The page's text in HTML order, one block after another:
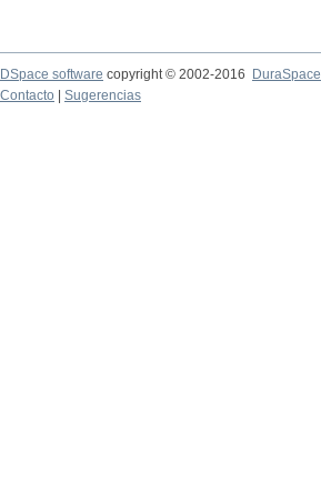
DSpace software copyright © 2002-2016
DuraSpace
Contacto
Sugerencias